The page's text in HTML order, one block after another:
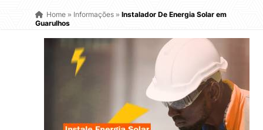
Home» Informações » Instalador De Energia Solar em
Guarulhos